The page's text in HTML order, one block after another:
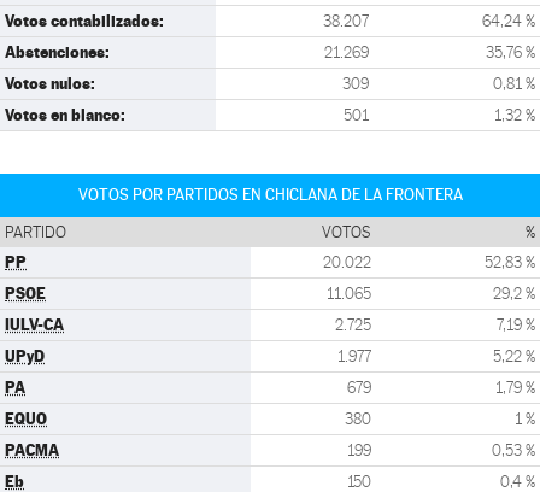
Votos contabilizados: 38.207 64,24 %
Abstenciones: 21.269 35,76 %
Votos nulos: 309 0,81 %
Votos en blanco: 501 1,32 %
VOTOS POR PARTIDOS EN CHICLANA DE LA FRONTERA
PARTIDO VOTOS %
PP 20.022 52,83 %
PSOE 11.065 29,2 %
IULV-CA 2.725 7,19 %
UPyD 1.977 5,22 %
PA 679 1,79 %
EQUO 380 1 %
PACMA 199 0,53 %
Eb 150 0,4 %